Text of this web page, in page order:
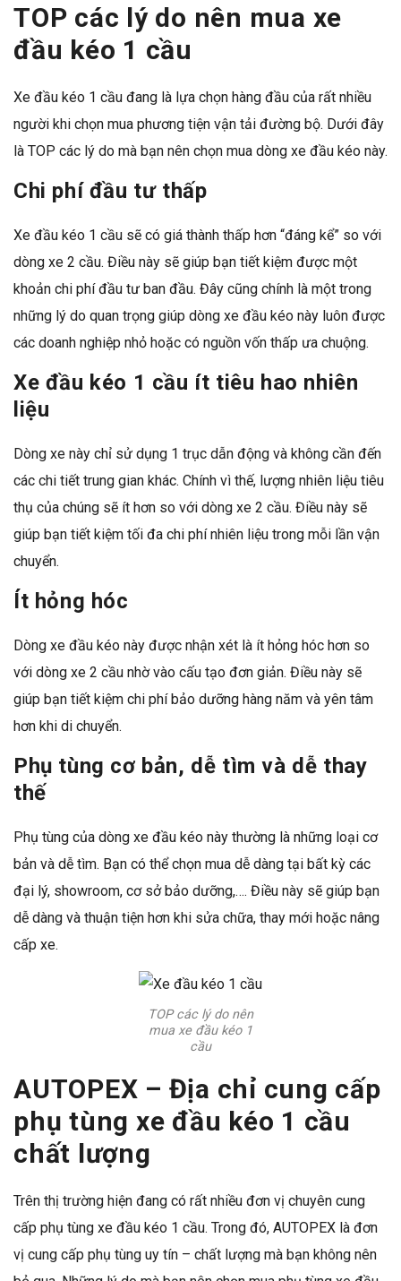
TOP các lý do nên mua xe
đầu kéo 1 cầu
Xe đầu kéo 1 cầu đang là lựa chọn hàng đầu của rất nhiều
người khi chọn mua phương tiện vận tải đường bộ. Dưới đây
là TOP các lý do mà bạn nên chọn mua dòng xe đầu kéo này.
Chi phí đầu tư thấp
Xe đầu kéo 1 cầu sẽ có giá thành thấp hơn “đáng kể” so với
dòng xe 2 cầu. Điều này sẽ giúp bạn tiết kiệm được một
khoản chi phí đầu tư ban đầu. Đây cũng chính là một trong
những lý do quan trọng giúp dòng xe đầu kéo này luôn được
các doanh nghiệp nhỏ hoặc có nguồn vốn thấp ưa chuộng.
Xe đầu kéo 1 cầu ít tiêu hao nhiên
liệu
Dòng xe này chỉ sử dụng 1 trục dẫn động và không cần đến
các chi tiết trung gian khác. Chính vì thế, lượng nhiên liệu tiêu
thụ của chúng sẽ ít hơn so với dòng xe 2 cầu. Điều này sẽ
giúp bạn tiết kiệm tối đa chi phí nhiên liệu trong mỗi lần vận
chuyển.
Ít hỏng hóc
Dòng xe đầu kéo này được nhận xét là ít hỏng hóc hơn so
với dòng xe 2 cầu nhờ vào cấu tạo đơn giản. Điều này sẽ
giúp bạn tiết kiệm chi phí bảo dưỡng hàng năm và yên tâm
hơn khi di chuyển.
Phụ tùng cơ bản, dễ tìm và dễ thay
thế
Phụ tùng của dòng xe đầu kéo này thường là những loại cơ
bản và dễ tìm. Bạn có thể chọn mua dễ dàng tại bất kỳ các
đại lý, showroom, cơ sở bảo dưỡng,…. Điều này sẽ giúp bạn
dễ dàng và thuận tiện hơn khi sửa chữa, thay mới hoặc nâng
cấp xe.
TOP các lý do nên
mua xe đầu kéo 1
cầu
AUTOPEX – Địa chỉ cung cấp
phụ tùng xe đầu kéo 1 cầu
chất lượng
Trên thị trường hiện đang có rất nhiều đơn vị chuyên cung
cấp phụ tùng xe đầu kéo 1 cầu. Trong đó, AUTOPEX là đơn
vị cung cấp phụ tùng uy tín – chất lượng mà bạn không nên